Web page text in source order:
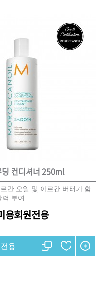
오일
체험단
헤어 스튜디오
인천 전남 전북 제주
딩 컨디셔너 250ml
간 오일 및 아르간 버터가 함
력 부여
용회원전용
용